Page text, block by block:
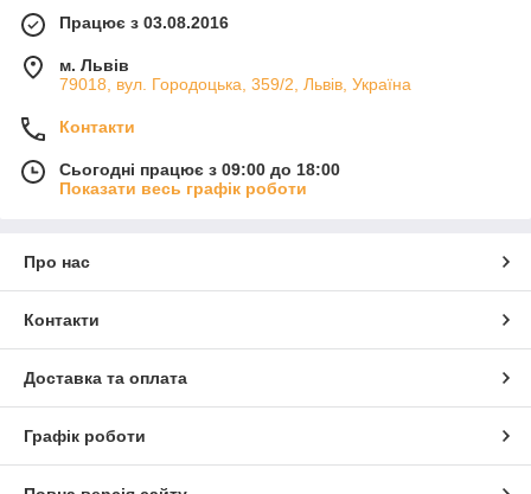
Працює з 03.08.2016
м. Львів
79018, вул. Городоцька, 359/2, Львів, Україна
Контакти
Сьогодні працює з 09:00 до 18:00
Показати весь графік роботи
Про нас
Контакти
Доставка та оплата
Графік роботи